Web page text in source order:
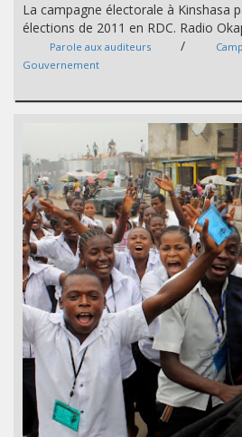
La campagne électorale à Kinshasa
élections de 2011 en RDC. Radio
Parole aux auditeurs /
Gouvernement